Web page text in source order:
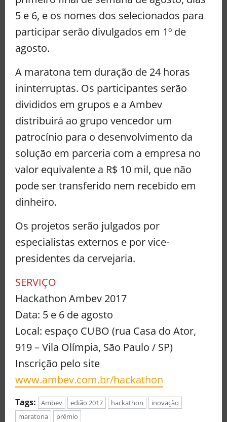
5 e 6, e os nomes dos selecionados para
participar serão divulgados em 1º de
agosto.
A maratona tem duração de 24 horas
ininterruptas. Os participantes serão
divididos em grupos e a Ambev
distribuirá ao grupo vencedor um
patrocínio para o desenvolvimento da
solução em parceria com a empresa no
valor equivalente a R$ 10 mil, que não
pode ser transferido nem recebido em
dinheiro.
Os projetos serão julgados por
especialistas externos e por vice-
presidentes da cervejaria.
SERVIÇO
Hackathon Ambev 2017
Data: 5 e 6 de agosto
Local: espaço CUBO (rua Casa do Ator,
919 – Vila Olímpia, São Paulo / SP)
Inscrição pelo site
www.ambev.com.br/hackathon
Tags: Ambev edião 2017 hackathon
inovação
maratona
prêmio